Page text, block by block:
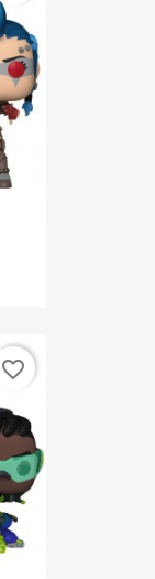
favorite_border